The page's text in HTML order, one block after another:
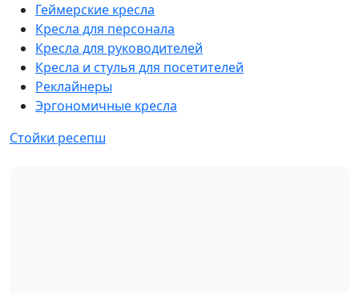
Геймерские кресла
Кресла для персонала
Кресла для руководителей
Кресла и стулья для посетителей
Реклайнеры
Эргономичные кресла
Стойки ресепш